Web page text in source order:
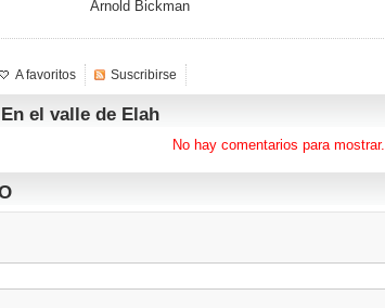
Arnold Bickman
A favoritos Suscribirse
el valle de Elah
No hay comentarios para mostrar.